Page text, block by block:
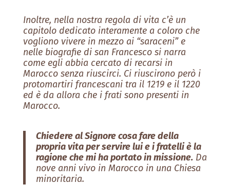
Inoltre, nella nostra regola di vita c’è un
capitolo dedicato interamente a coloro che
vogliono vivere in mezzo ai “saraceni” e
nelle biografie di san Francesco si narra
come egli abbia cercato di recarsi in
Marocco senza riuscirci. Ci riuscirono però i
protomartiri francescani tra il 1219 e il 1220
ed è da allora che i frati sono presenti in
Marocco.
Chiedere al Signore cosa fare della
propria vita per servire lui e i fratelli è la
ragione che mi ha portato in missione. Da
nove anni vivo in Marocco in una Chiesa
minoritaria.